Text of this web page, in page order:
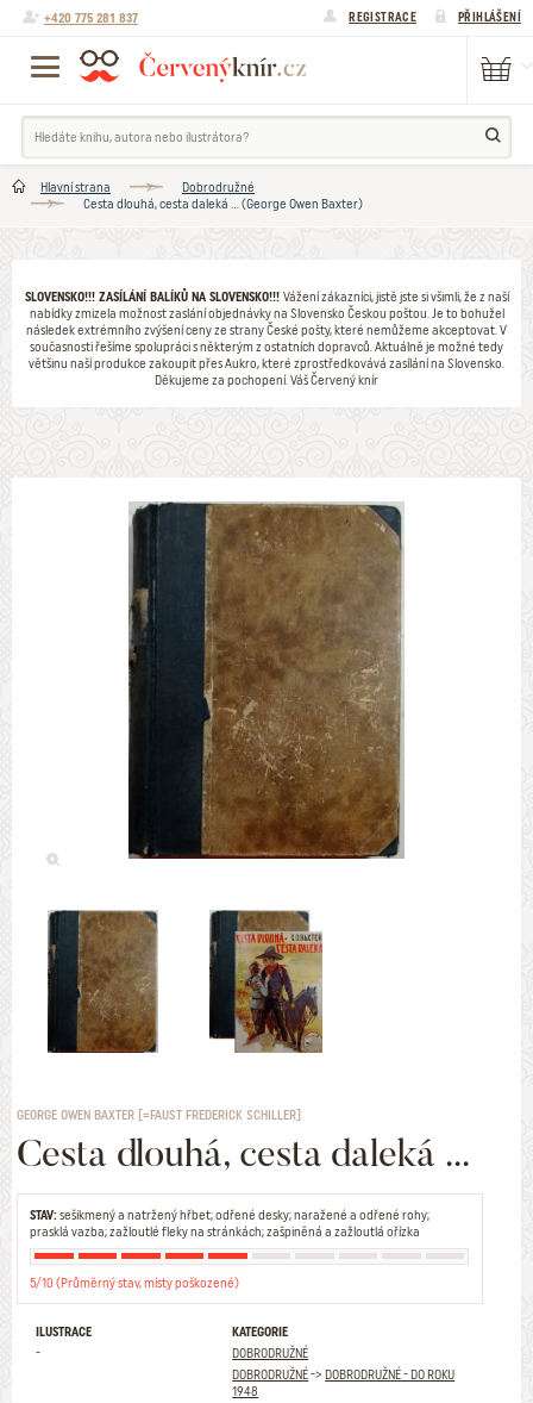
+420 775 281 837 REGISTRACE PŘIHLÁŠENÍ
Hlavní strana
Dobrodružné
Cesta dlouhá, cesta daleká ... (George Owen Baxter)
SLOVENSKO!!! ZASÍLÁNÍ BALÍKŮ NA SLOVENSKO!!! Vážení zákazníci, jistě jste si všimli, že z naší
nabídky zmizela možnost zaslání objednávky na Slovensko Českou poštou. Je to bohužel
následek extrémního zvýšení ceny ze strany České pošty, které nemůžeme akceptovat. V
současnosti řešíme spolupráci s některým z ostatních dopravců. Aktuálně je možné tedy
většinu naší produkce zakoupit přes Aukro, které zprostředkovává zasílání na Slovensko.
Děkujeme za pochopení. Váš Červený knír
GEORGE OWEN BAXTER [=FAUST FREDERICK SCHILLER]
Cesta dlouhá, cesta daleká ...
STAV:sešikmený a natržený hřbet; odřené desky; naražené a odřené rohy;
prasklá vazba; zažloutlé fleky na stránkách; zašpiněná a zažloutlá ořízka
5/10 (Průměrný stav, místy poškozené)
ILUSTRACE
-
KATEGORIE
DOBRODRUŽNÉ
DOBRODRUŽNÉ->DOBRODRUŽNÉ - DO ROKU
1948